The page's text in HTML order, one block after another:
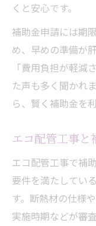
くと安心です。
補助金申請には期
め、早めの準備が
「費用負担が軽減
た声も多く聞かれ
ら、賢く補助金を
エコ配管工事と
エコ配管工事で補
要件を満たしてい
す。断熱材の仕様
実施時期などが審